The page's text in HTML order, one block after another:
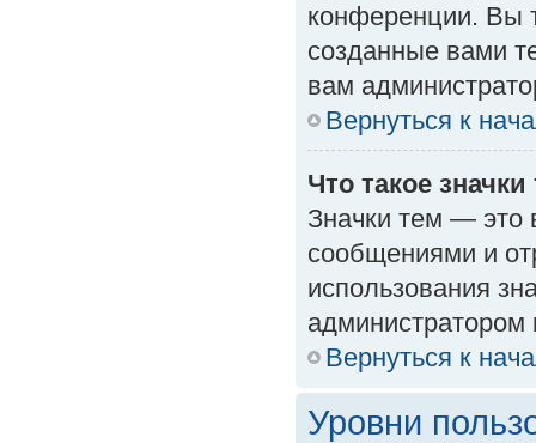
конференции. Вы
созданные вами
вам
Вернуться к
Что такое значки
Значки тем — это
сообщениями и
использования
Вернуться к
Уровни